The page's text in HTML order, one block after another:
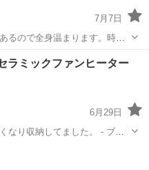
7月7日
るので全身温まります。時間
。大曽根小近くの自宅に取り
調家電
ラミックファンヒーター
6月29日
収納してました。 - ブラ